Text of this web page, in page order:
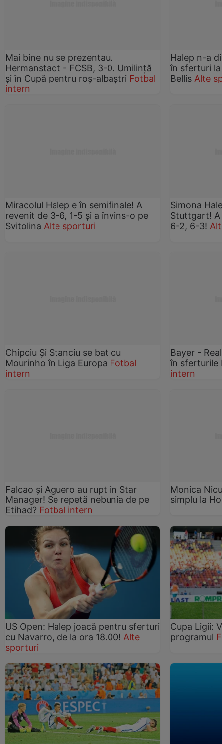
Mai bine nu se prezentau.
Hermanstadt - FCSB, 3-0. Umilinţă
şi în Cupă pentru roş-albaştri Fotbal
intern
Halep n-a
în sferturi
Bellis Alte
Miracolul Halep e în semifinale! A
revenit de 3-6, 1-5 şi a învins-o pe
Svitolina Alte sporturi
Simona
Stuttgart!
6-2, 6-3!
Chipciu Şi Stanciu se bat cu
Mourinho în Liga Europa Fotbal
intern
Bayer -
în sferturile
intern
Falcao şi Aguero au rupt în Star
Manager! Se repetă nebunia de pe
Etihad? Fotbal intern
Monica
simplu la
US Open: Halep joacă pentru sferturi
cu Navarro, de la ora 18.00! Alte
sporturi
Cupa Ligii:
programul